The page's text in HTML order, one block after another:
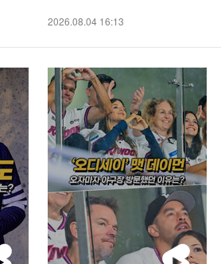
2026.08.04 16:13